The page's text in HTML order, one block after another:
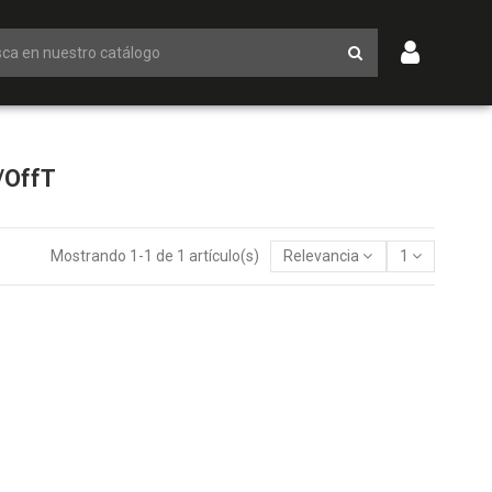
OffT
Mostrando 1-1 de 1 artículo(s) Relevancia 1